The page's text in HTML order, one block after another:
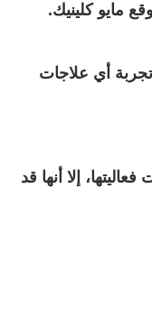
مايو كلينيك.
أي علاجات
إلا أنها قد